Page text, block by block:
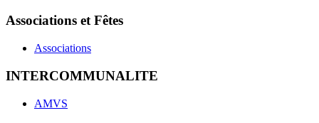
Associations et Fêtes
Associations
INTERCOMMUNALITE
AMVS